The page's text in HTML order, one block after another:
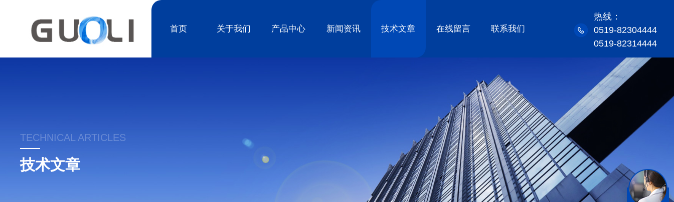
首页 关于我们 产品中心 新闻资讯 技术文章 在线留言 联系我们
热线：
0519-82304444
0519-82314444
TECHNICAL ARTICLES
技术文章